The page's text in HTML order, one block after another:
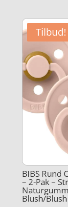
Tilbud!
BIBS Rund
– 2-Pak –
Blush/Blush